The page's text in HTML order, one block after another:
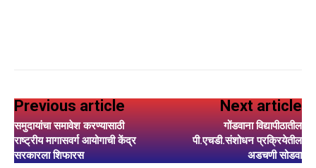
Previous article
समुदायांचा समावेश करण्यासाठी
राष्ट्रीय मागासवर्ग आयोगाची केंद्र
सरकारला शिफारस
Next article
गोंडवाना विद्यापीठातील
पी.एचडी.संशोधन प्रक्रियेतील
अडचणी सोडवा